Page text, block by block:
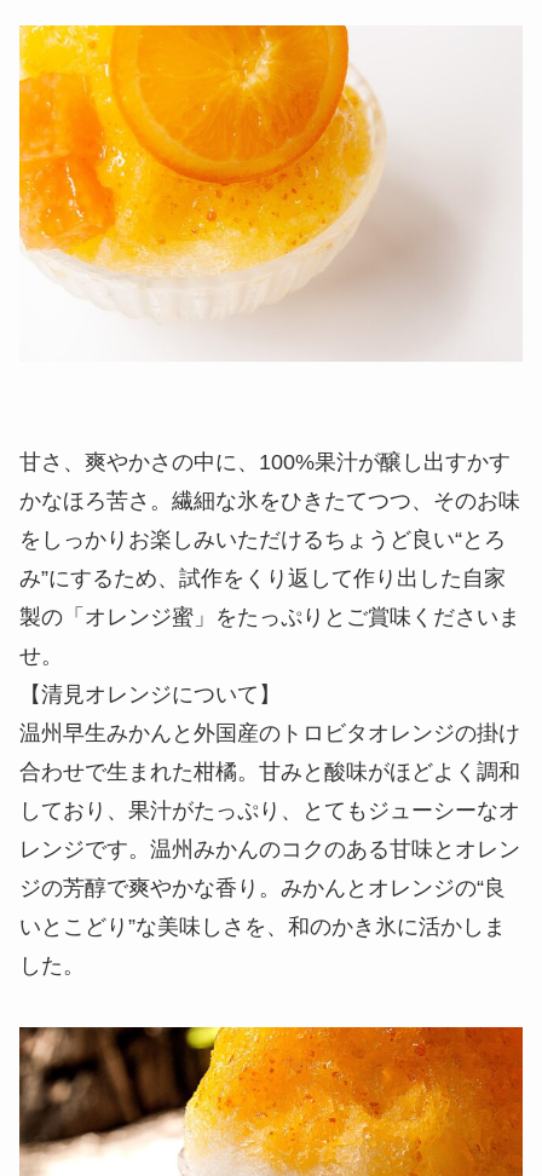
甘さ、爽やかさの中に、100%果汁が醸し出すかす
かなほろ苦さ。繊細な氷をひきたてつつ、そのお味
をしっかりお楽しみいただけるちょうど良い“とろ
み”にするため、試作をくり返して作り出した自家
製の「オレンジ蜜」をたっぷりとご賞味くださいま
せ。
【清見オレンジについて】
温州早生みかんと外国産のトロビタオレンジの掛け
合わせで生まれた柑橘。甘みと酸味がほどよく調和
しており、果汁がたっぷり、とてもジューシーなオ
レンジです。温州みかんのコクのある甘味とオレン
ジの芳醇で爽やかな香り。みかんとオレンジの“良
いとこどり”な美味しさを、和のかき氷に活かしま
した。